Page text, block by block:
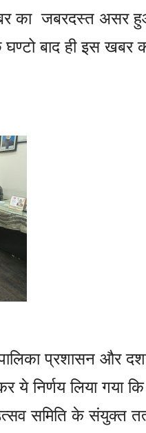
का जबरदस्त असर
बाद ही इस
प्रशासन और
ये निर्णय लिया गया
समिति के संयुक्त